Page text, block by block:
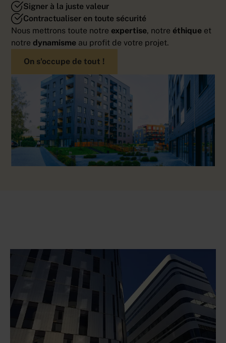
Signer à la juste valeur
Contractualiser en toute sécurité
Nous mettrons toute notre expertise, notre éthique et
notre dynamisme au profit de votre projet.
On s'occupe de tout !